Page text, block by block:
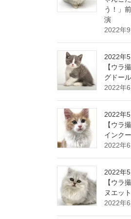
う！」
演
2022年
2022年
【ウラ
グドー
2022年
2022年
【ウラ
インク
2022年
2022年
【ウラ
ヌエッ
2022年